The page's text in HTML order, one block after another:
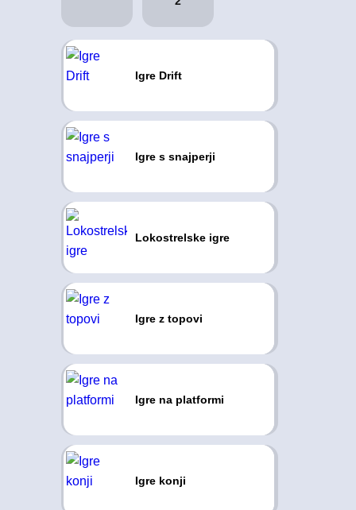
Igre Drift
Igre s snajperji
Lokostrelske igre
Igre z topovi
Igre na platformi
Igre konji